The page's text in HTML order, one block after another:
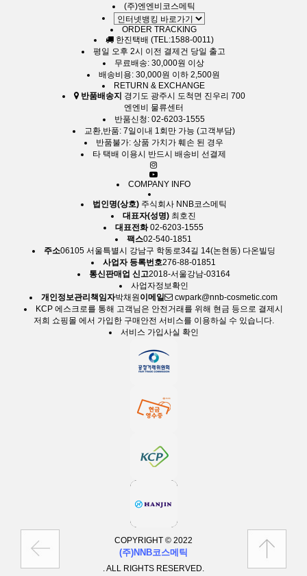
(주)엔엔비코스메틱
ORDER TRACKING
한진택배 (TEL:1588-0011)
평일 오후 2시 이전 결제건 당일 출고
무료배송: 30,000원 이상
배송비용: 30,000원 이하 2,500원
RETURN & EXCHANGE
반품배송지 경기도 광주시 도척면 진우리 700
엔엔비 물류센터
반품신청: 02-6203-1555
교환,반품: 7일이내 1회만 가능 (고객부담)
반품불가: 상품 가치가 훼손 된 경우
타 택배 이용시 반드시 배송비 선결제
COMPANY INFO
법인명(상호) 주식회사 NNB코스메틱
대표자(성명) 최호진
대표전화 02-6203-1555
팩스02-540-1851
주소06105 서울특별시 강남구 학동로34길 14(논현동) 다온빌딩
사업자 등록번호276-88-01851
통신판매업 신고2018-서울강남-03164
사업자정보확인
개인정보관리책임자박채원 이메일
cwpark@nnb-cosmetic.com
KCP 에스크로를 통해 고객님은 안전거래를 위해 현금 등으로 결제시
저희 쇼핑몰 에서 가입한 구매안전 서비스를 이용하실 수 있습니다.
서비스 가입사실 확인
COPYRIGHT © 2022
(주)NNB코스메틱
. ALL RIGHTS RESERVED.